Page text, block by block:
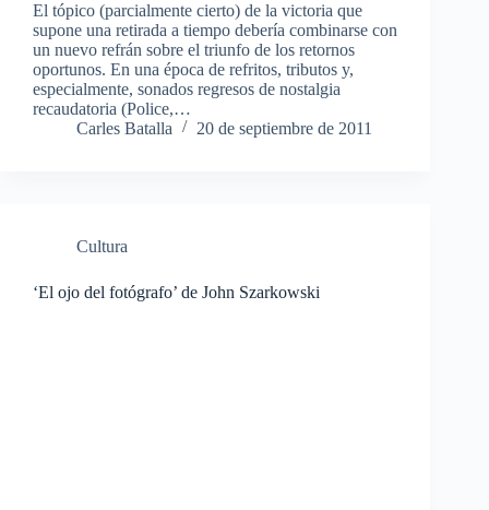
El tópico (parcialmente cierto) de la victoria que
supone una retirada a tiempo debería combinarse con
un nuevo refrán sobre el triunfo de los retornos
oportunos. En una época de refritos, tributos y,
especialmente, sonados regresos de nostalgia
recaudatoria (Police,…
Carles Batalla
20 de septiembre de 2011
Cultura
‘El ojo del fotógrafo’ de John Szarkowski